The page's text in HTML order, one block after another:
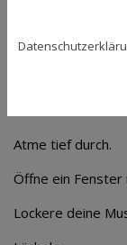
Kleine
Entspanne
Atme tief durch.
Öffne ein Fenster
Lockere deine